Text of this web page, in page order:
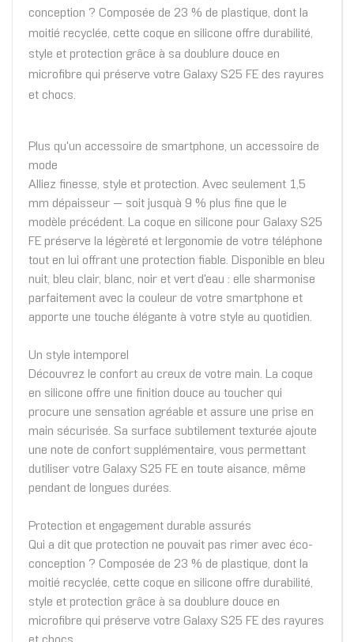
conception ? Composée de 23 % de plastique, dont la
moitié recyclée, cette coque en silicone offre durabilité,
style et protection grâce à sa doublure douce en
microfibre qui préserve votre Galaxy S25 FE des rayures
et chocs.
Plus qu'un accessoire de smartphone, un accessoire de
mode
Alliez finesse, style et protection. Avec seulement 1,5
mm dépaisseur — soit jusquà 9 % plus fine que le
modèle précédent. La coque en silicone pour Galaxy S25
FE préserve la légèreté et lergonomie de votre téléphone
tout en lui offrant une protection fiable. Disponible en bleu
nuit, bleu clair, blanc, noir et vert d'eau : elle sharmonise
parfaitement avec la couleur de votre smartphone et
apporte une touche élégante à votre style au quotidien.
Un style intemporel
Découvrez le confort au creux de votre main. La coque
en silicone offre une finition douce au toucher qui
procure une sensation agréable et assure une prise en
main sécurisée. Sa surface subtilement texturée ajoute
une note de confort supplémentaire, vous permettant
dutiliser votre Galaxy S25 FE en toute aisance, même
pendant de longues durées.
Protection et engagement durable assurés
Qui a dit que protection ne pouvait pas rimer avec éco-
conception ? Composée de 23 % de plastique, dont la
moitié recyclée, cette coque en silicone offre durabilité,
style et protection grâce à sa doublure douce en
microfibre qui préserve votre Galaxy S25 FE des rayures